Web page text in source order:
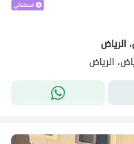
الرياض